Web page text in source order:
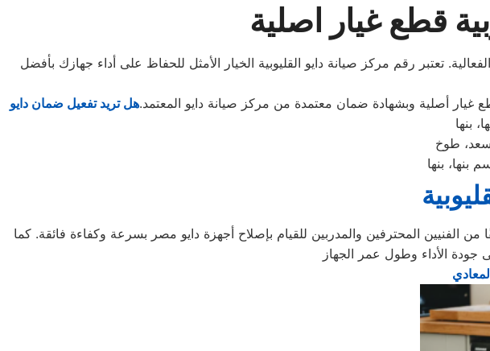
قطع غيار اصلية
تعتبر رقم مركز صيانة دايو القليوبية الخيار الأمثل للحفاظ على أداء جهازك بأفضل
غيار أصلية وبشهادة ضمان معتمدة من مركز صيانة دايو المعتمد.هل تريد تفعيل ضمان دايو
بنها
سعد، طوخ
بنها، بنها
الفنيين المحترفين والمدربين للقيام بإصلاح أجهزة دايو مصر بسرعة وكفاءة فائقة. كما